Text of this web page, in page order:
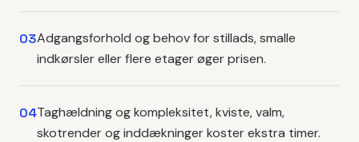
03Adgangsforhold og behov for stillads, smalle
indkørsler eller flere etager øger prisen.
04Taghældning og kompleksitet, kviste, valm,
skotrender og inddækninger koster ekstra timer.